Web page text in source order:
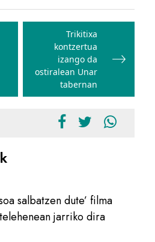
Trikitixa
kontzertua
izango da
ostiralean Unar
tabernan
salbatzen dute’ filma
jarriko dira